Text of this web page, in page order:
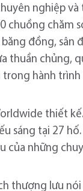
nghiệp và
chuồng chăm
đồng, sân
thuần chủng,
trong hành
thiết
sáng tại 27
của những
thượng lưu